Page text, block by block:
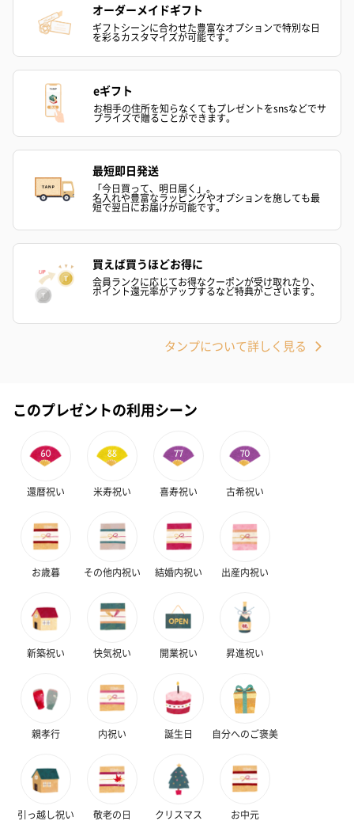
生花のブーケを同梱します。
※9-15時にご注文いただく場合、最短のお届け可能日が通常より
も1日遅くなります。
シーズンブーケ（ひま
わり）（1,880円）
ブーケ（ホワイトグリ
ーン）（1,650円）
ブーケ（ピン
ドライフラワー・プリザーブドフラワー
自然のお花で作ったドライフラワー・プリザーブドフラワーを同
プリザーブドフラワー
ブーケ（ピンク）
（2,580円）
プリザーブドフラワー
ブーケ（ブルー）
（2,580円）
ぬいぐるみ
誕生日・記念日・出産祝いなどのシーンにおすすめです。
オーダーメイドギフト
ギフトシーンに合わせた豊富なオプションで特別な日
を彩るカスタマイズが可能です。
eギフト
お相手の住所を知らなくてもプレゼントをsnsなどでサ
プライズで贈ることができます。
最短即日発送
「今日買って、明日届く」。
名入れや豊富なラッピングやオプションを施しても最
短で翌日にお届けが可能です。
買えば買うほどお得に
会員ランクに応じてお得なクーポンが受け取れたり、
ポイント還元率がアップするなど特典がございます。
タンプについて詳しく見る
このプレゼントの利用シーン
還暦祝い 米寿祝い 喜寿祝い 古希祝い
お歳暮 その他内祝い 結婚内祝い 出産内祝い
新築祝い 快気祝い 開業祝い 昇進祝い
親孝行 内祝い 誕生日 自分へのご褒美
引っ越し祝い 敬老の日 クリスマス お中元